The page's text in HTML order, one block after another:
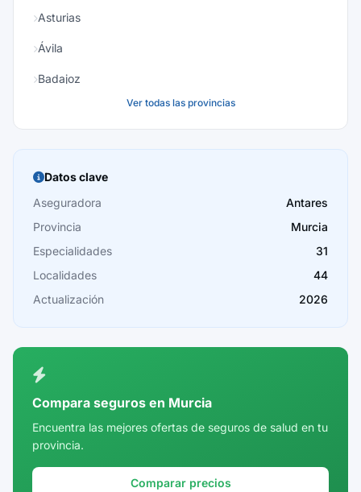
Asturias
Ávila
Badajoz
Burgos
Cáceres
Cádiz
Cantabria
Castellón
Córdoba
Cuenca
Girona
Ver todas las provincias
Datos clave
Aseguradora
Antares
Provincia
Murcia
Especialidades
31
Localidades
44
Actualización
2026
Compara seguros en Murcia
Encuentra las mejores ofertas de seguros de salud en tu
provincia.
Comparar precios